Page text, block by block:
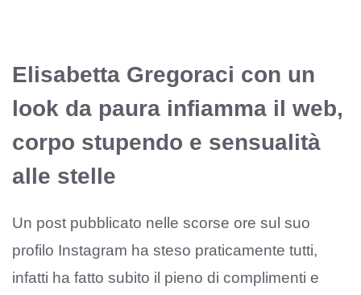
Elisabetta Gregoraci con un
look da paura infiamma il web,
corpo stupendo e sensualità
alle stelle
Un post pubblicato nelle scorse ore sul suo
profilo Instagram ha steso praticamente tutti,
infatti ha fatto subito il pieno di complimenti e